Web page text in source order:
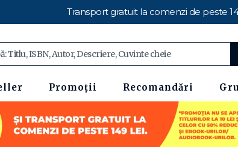
Transport gratuit la comenzi de peste
Promoții Recomandări